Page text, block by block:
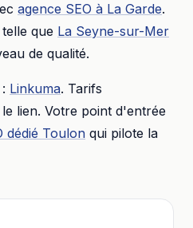
agence SEO à La Garde.
que La Seyne-sur-Mer
de qualité.
Linkuma. Tarifs
le lien. Votre point d'entrée
dédié Toulon qui pilote la